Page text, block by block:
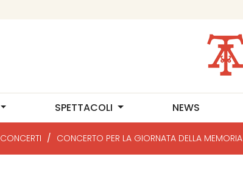
SPETTACOLI NEWS
CONCERTI / CONCERTO PER LA GIORNATA DELLA MEMORIA